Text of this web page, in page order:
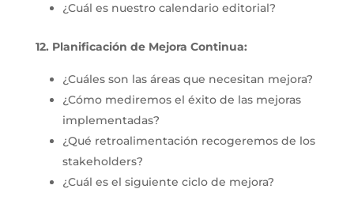
¿Cuál es nuestro calendario editorial?
12. Planificación de Mejora Continua:
¿Cuáles son las áreas que necesitan mejora?
¿Cómo mediremos el éxito de las mejoras
implementadas?
¿Qué retroalimentación recogeremos de los
stakeholders?
¿Cuál es el siguiente ciclo de mejora?